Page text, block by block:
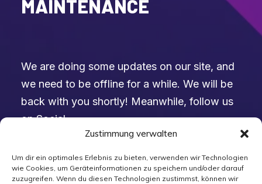
Zustimmung verwalten
Um dir ein optimales Erlebnis zu bieten, verwenden wir Technologien
wie Cookies, um Geräteinformationen zu speichern und/oder darauf
zuzugreifen. Wenn du diesen Technologien zustimmst, können wir
MAINTENANCE
We are doing some updates on our site, and
we need to be offline for a while. We will be
back with you shortly! Meanwhile, follow us
on Social.